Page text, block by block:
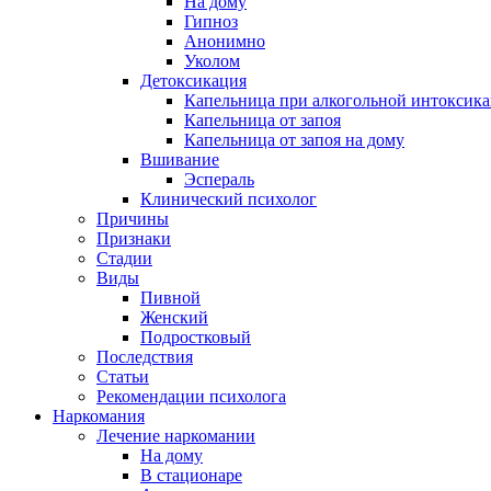
Гипноз
Анонимно
Уколом
Детоксикация
Капельница при алкогольной
Капельница от запоя
Капельница от запоя на дому
Вшивание
Эспераль
Клинический психолог
Причины
Признаки
Стадии
Виды
Пивной
Женский
Подростковый
Последствия
Статьи
Рекомендации психолога
Наркомания
Лечение наркомании
На дому
В стационаре